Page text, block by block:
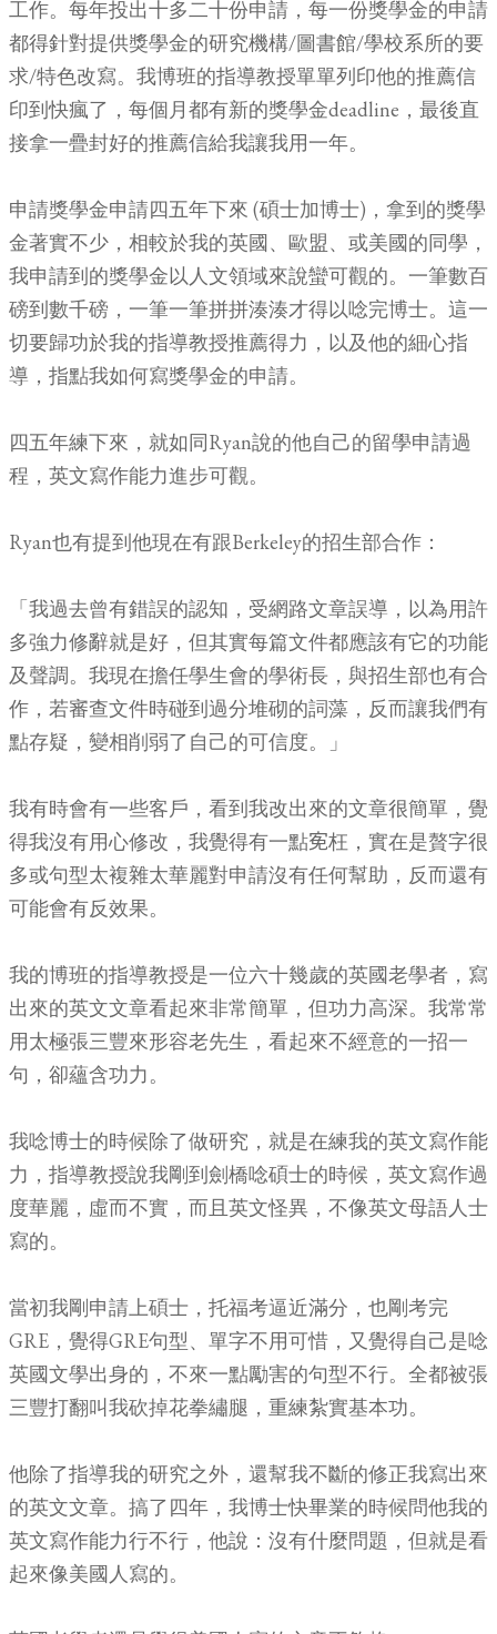
工作。每年投出十多二十份申請，每一份獎學金的申請
都得針對提供獎學金的研究機構/圖書館/學校系所的要
求/特色改寫。我博班的指導教授單單列印他的推薦信
印到快瘋了，每個月都有新的獎學金deadline，最後直
接拿一疊封好的推薦信給我讓我用一年。
申請獎學金申請四五年下來 (碩士加博士)，拿到的獎學
金著實不少，相較於我的英國、歐盟、或美國的同學，
我申請到的獎學金以人文領域來說蠻可觀的。一筆數百
磅到數千磅，一筆一筆拼拼湊湊才得以唸完博士。這一
切要歸功於我的指導教授推薦得力，以及他的細心指
導，指點我如何寫獎學金的申請。
四五年練下來，就如同Ryan說的他自己的留學申請過
程，英文寫作能力進步可觀。
Ryan也有提到他現在有跟Berkeley的招生部合作：
「我過去曾有錯誤的認知，受網路文章誤導，以為用許
多強力修辭就是好，但其實每篇文件都應該有它的功能
及聲調。我現在擔任學生會的學術長，與招生部也有合
作，若審查文件時碰到過分堆砌的詞藻，反而讓我們有
點存疑，變相削弱了自己的可信度。」
我有時會有一些客戶，看到我改出來的文章很簡單，覺
得我沒有用心修改，我覺得有一點𡨚枉，實在是贅字很
多或句型太複雜太華麗對申請沒有任何幫助，反而還有
可能會有反效果。
我的博班的指導教授是一位六十幾歲的英國老學者，寫
出來的英文文章看起來非常簡單，但功力高深。我常常
用太極張三豐來形容老先生，看起來不經意的一招一
句，卻蘊含功力。
我唸博士的時候除了做研究，就是在練我的英文寫作能
力，指導教授說我剛到劍橋唸碩士的時候，英文寫作過
度華麗，虛而不實，而且英文怪異，不像英文母語人士
寫的。
當初我剛申請上碩士，托福考逼近滿分，也剛考完
GRE，覺得GRE句型、單字不用可惜，又覺得自己是唸
英國文學出身的，不來一點勵害的句型不行。全都被張
三豐打翻叫我砍掉花拳繡腿，重練紮實基本功。
他除了指導我的研究之外，還幫我不斷的修正我寫出來
的英文文章。搞了四年，我博士快畢業的時候問他我的
英文寫作能力行不行，他說：沒有什麼問題，但就是看
起來像美國人寫的。